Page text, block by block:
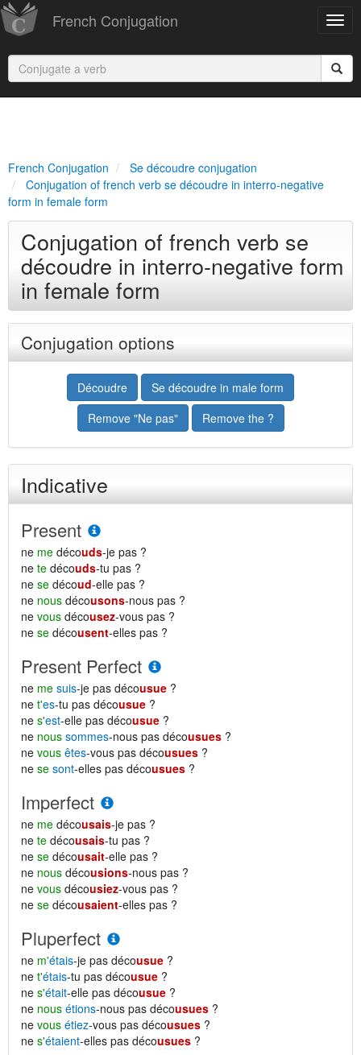
French Conjugation
French Conjugation
Se découdre conjugation
Conjugation of french verb se découdre in interro-negative
form in female form
Conjugation of french verb se
découdre in interro-negative form
in female form
Conjugation options
Découdre
Se découdre in male form
Remove "Ne pas"
Remove the ?
Indicative
Present
ne me découds-je pas ?
ne te découds-tu pas ?
ne se découd-elle pas ?
ne nous décousons-nous pas ?
ne vous décousez-vous pas ?
ne se décousent-elles pas ?
Present Perfect
ne me suis-je pas décousue ?
ne t'es-tu pas décousue ?
ne s'est-elle pas décousue ?
ne nous sommes-nous pas décousues ?
ne vous êtes-vous pas décousues ?
ne se sont-elles pas décousues ?
Imperfect
ne me décousais-je pas ?
ne te décousais-tu pas ?
ne se décousait-elle pas ?
ne nous décousions-nous pas ?
ne vous décousiez-vous pas ?
ne se décousaient-elles pas ?
Pluperfect
ne m'étais-je pas décousue ?
ne t'étais-tu pas décousue ?
ne s'était-elle pas décousue ?
ne nous étions-nous pas décousues ?
ne vous étiez-vous pas décousues ?
ne s'étaient-elles pas décousues ?